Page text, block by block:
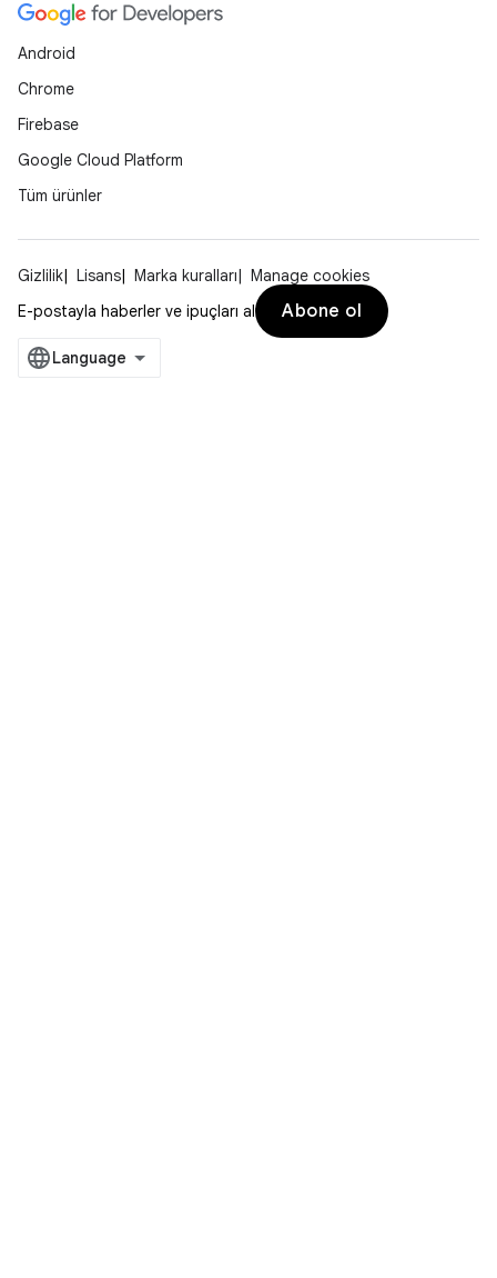
Android
Chrome
Firebase
Google Cloud Platform
Tüm ürünler
Gizlilik Lisans Marka kuralları
Manage cookies
E-postayla haberler ve ipuçları al
Abone ol